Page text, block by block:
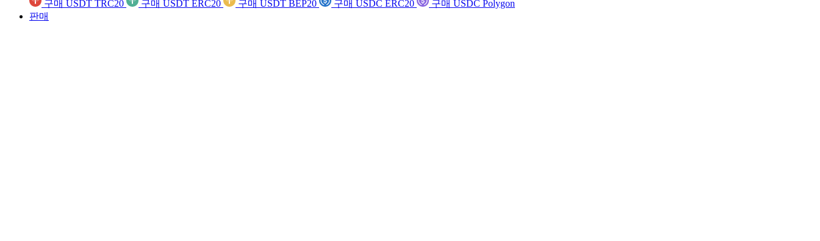
구매 USDT TRC20
구매 USDT ERC20 구매 USDT BEP20 구매 USDC ERC20
구매 USDC Polygon
판매